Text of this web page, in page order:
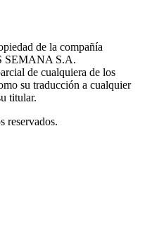
de la compañía
SEMANA S.A.
de cualquiera de los
su traducción a cualquier
titular.
reservados.